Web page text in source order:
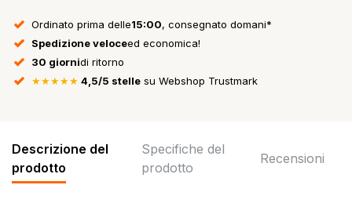
Ordinato prima delle15:00, consegnato domani*
Spedizione veloceed economica!
30 giornidi ritorno
★★★★★ 4,5/5 stelle su Webshop Trustmark
Descrizione del
prodotto
Specifiche del
prodotto
Recensioni